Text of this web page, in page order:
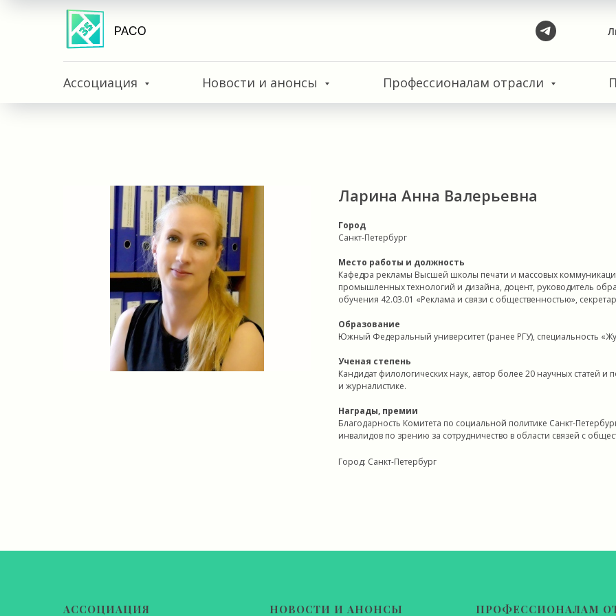
Ассоциация Новости и анонсы Профессионалам отрасли
Ларина Анна Валерьевна
Город
Санкт-Петербург
Место работы и должность
Кафедра рекламы Высшей школы печати и массовых
промышленных технологий и дизайна, доцент, руководитель
обучения 42.03.01 «Реклама и связи с общественностью»,
Образование
Южный Федеральный университет (ранее РГУ), специальность
Ученая степень
Кандидат филологических наук, автор более 20 научных статей
и журналистике.
Награды, премии
Благодарность Комитета по социальной политике Санкт-
инвалидов по зрению за сотрудничество в области связей с
Город: Санкт-Петербург
АССОЦИАЦИЯ НОВОСТИ И АНОНСЫ ПРОФЕССИОНАЛАМ